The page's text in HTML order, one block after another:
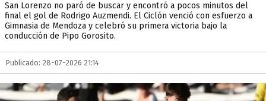
San Lorenzo no paró de buscar y encontró a pocos minutos del
final el gol de Rodrigo Auzmendi. El Ciclón venció con esfuerzo a
Gimnasia de Mendoza y celebró su primera victoria bajo la
conducción de Pipo Gorosito.
Publicado: 28-07-2026 21:14